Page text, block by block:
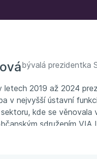
bývalá prezidentka
letech 2019 až 2024
v nejvyšší ústavní
kde se
sdružením
oblastech práva.